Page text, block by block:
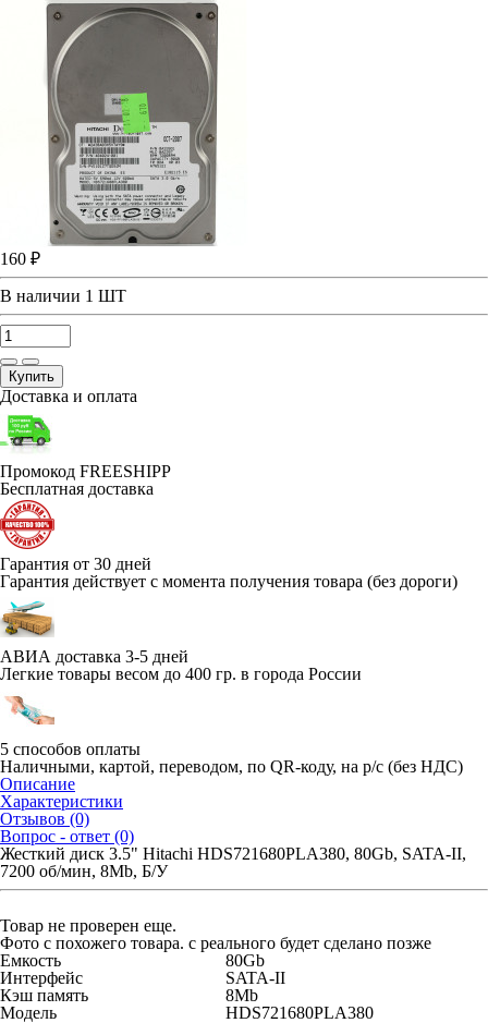
160 ₽
В наличии 1 ШТ
Купить
Доставка и оплата
Промокод FREESHIPP
Бесплатная доставка
Гарантия от 30 дней
Гарантия действует с момента получения товара (без дороги)
АВИА доставка 3-5 дней
Легкие товары весом до 400 гр. в города России
5 способов оплаты
Наличными, картой, переводом, по QR-коду, на р/с (без НДС)
Описание
Характеристики
Отзывов (0)
Вопрос - ответ (0)
Жесткий диск 3.5" Hitachi HDS721680PLA380, 80Gb, SATA-II,
7200 об/мин, 8Mb, Б/У
Товар не проверен еще.
Фото с похожего товара. с реального будет сделано позже
Емкость
80Gb
Интерфейс
SATA-II
Кэш память
8Mb
Модель
HDS721680PLA380